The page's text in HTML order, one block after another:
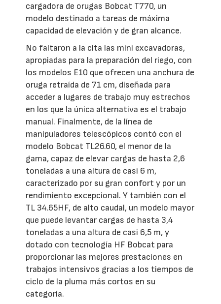
cargadora de orugas Bobcat T770, un
modelo destinado a tareas de máxima
capacidad de elevación y de gran alcance.
No faltaron a la cita las mini excavadoras,
apropiadas para la preparación del riego, con
los modelos E10 que ofrecen una anchura de
oruga retraída de 71 cm, diseñada para
acceder a lugares de trabajo muy estrechos
en los que la única alternativa es el trabajo
manual. Finalmente, de la línea de
manipuladores telescópicos contó con el
modelo Bobcat TL26.60, el menor de la
gama, capaz de elevar cargas de hasta 2,6
toneladas a una altura de casi 6 m,
caracterizado por su gran confort y por un
rendimiento excepcional. Y también con el
TL 34.65HF, de alto caudal, un modelo mayor
que puede levantar cargas de hasta 3,4
toneladas a una altura de casi 6,5 m, y
dotado con tecnología HF Bobcat para
proporcionar las mejores prestaciones en
trabajos intensivos gracias a los tiempos de
ciclo de la pluma más cortos en su
categoría.